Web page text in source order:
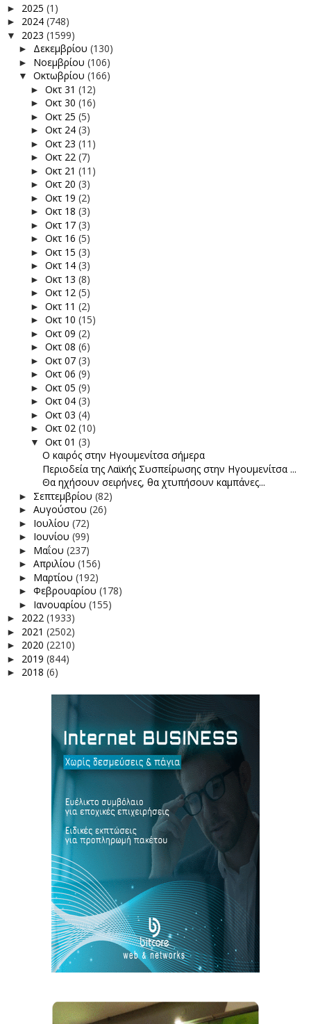
► 2025 (1)
► 2024 (748)
▼ 2023 (1599)
► Δεκεμβρίου (130)
► Νοεμβρίου (106)
▼ Οκτωβρίου (166)
► Οκτ 31 (12)
► Οκτ 30 (16)
► Οκτ 25 (5)
► Οκτ 24 (3)
► Οκτ 23 (11)
► Οκτ 22 (7)
► Οκτ 21 (11)
► Οκτ 20 (3)
► Οκτ 19 (2)
► Οκτ 18 (3)
► Οκτ 17 (3)
► Οκτ 16 (5)
► Οκτ 15 (3)
► Οκτ 14 (3)
► Οκτ 13 (8)
► Οκτ 12 (5)
► Οκτ 11 (2)
► Οκτ 10 (15)
► Οκτ 09 (2)
► Οκτ 08 (6)
► Οκτ 07 (3)
► Οκτ 06 (9)
► Οκτ 05 (9)
► Οκτ 04 (3)
► Οκτ 03 (4)
► Οκτ 02 (10)
▼ Οκτ 01 (3)
Ο καιρός στην Ηγουμενίτσα σήμερα
Περιοδεία της Λαϊκής Συσπείρωσης στην Ηγουμενίτσα ...
Θα ηχήσουν σειρήνες, θα χτυπήσουν καμπάνες...
► Σεπτεμβρίου (82)
► Αυγούστου (26)
► Ιουλίου (72)
► Ιουνίου (99)
► Μαΐου (237)
► Απριλίου (156)
► Μαρτίου (192)
► Φεβρουαρίου (178)
► Ιανουαρίου (155)
► 2022 (1933)
► 2021 (2502)
► 2020 (2210)
► 2019 (844)
► 2018 (6)